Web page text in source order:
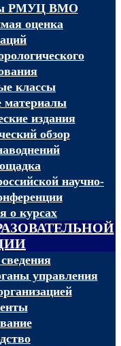
РМУЦ ВМО
оценка
классы
материалы
издания
обзор
научно-
о курсах
управления